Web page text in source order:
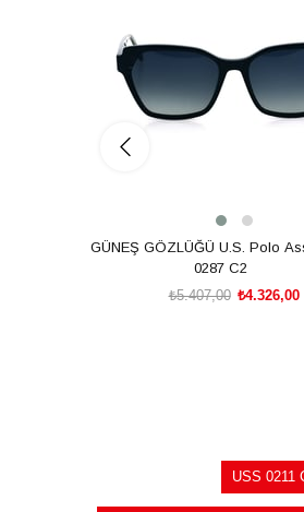
GÜNEŞ GÖZLÜĞÜ U.S. Polo
0287 C2
₺4.326,00
₺5.407,00
USS 0211